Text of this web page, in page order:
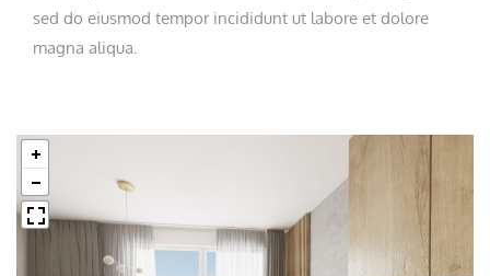
sed do eiusmod tempor incididunt ut labore et dolore
magna aliqua.